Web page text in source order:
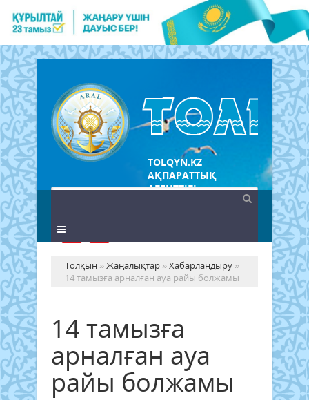
TOLQYN.KZ
АҚПАРАТТЫҚ
АГЕНТТІГІ
Толқын »Жаңалықтар »Хабарландыру »
14 тамызға арналған ауа райы болжамы
14 тамызға
арналған ауа
райы болжамы